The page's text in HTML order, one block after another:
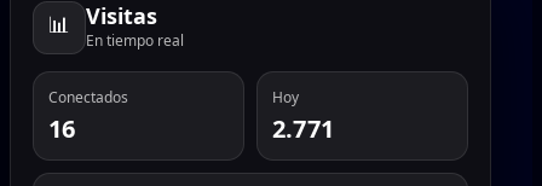
📊 Visitas
En tiempo real
Conectados
16
Hoy
2.771